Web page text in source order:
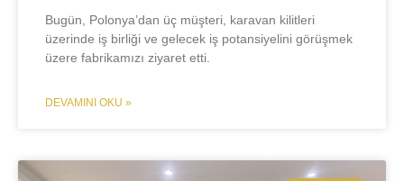
Bugün, Polonya’dan üç müşteri, karavan kilitleri
üzerinde iş birliği ve gelecek iş potansiyelini görüşmek
üzere fabrikamızı ziyaret etti.
DEVAMINI OKU »